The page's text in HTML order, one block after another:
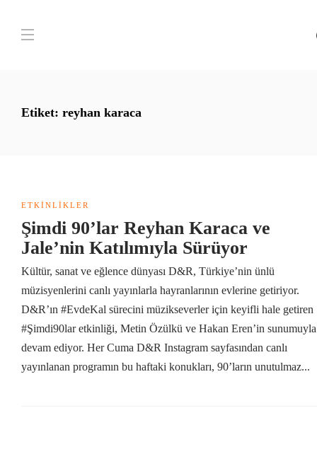
Etiket: reyhan karaca
ETKINLIKLER
Şimdi 90’lar Reyhan Karaca ve
Jale’nin Katılımıyla Sürüyor
Kültür, sanat ve eğlence dünyası D&R, Türkiye’nin ünlü
müzisyenlerini canlı yayınlarla hayranlarının evlerine getiriyor.
D&R’ın #EvdeKal sürecini müzikseverler için keyifli hale getiren
#Şimdi90lar etkinliği, Metin Özülkü ve Hakan Eren’in sunumuyla
devam ediyor. Her Cuma D&R Instagram sayfasından canlı
yayınlanan programın bu haftaki konukları, 90’ların unutulmaz...